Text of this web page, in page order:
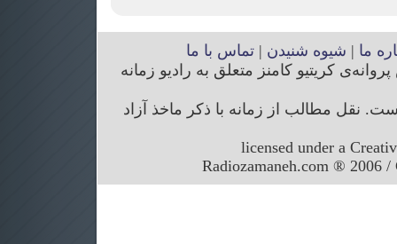
ما | شیوه شنیدن |تماس با ما
کریتیو کامنز متعلق به رادیو زمانه
نقل مطالب از زمانه با ذکر ماخذ آزاد
licensed under a